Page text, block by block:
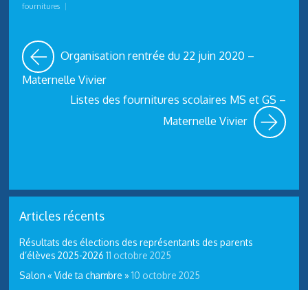
fournitures |
Organisation rentrée du 22 juin 2020 –
Maternelle Vivier
Listes des fournitures scolaires MS et GS –
Maternelle Vivier
Articles récents
Résultats des élections des représentants des parents
d’élèves 2025-2026 11 octobre 2025
Salon « Vide ta chambre » 10 octobre 2025